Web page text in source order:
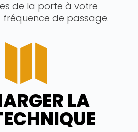
de la porte à votre
de passage.

LA